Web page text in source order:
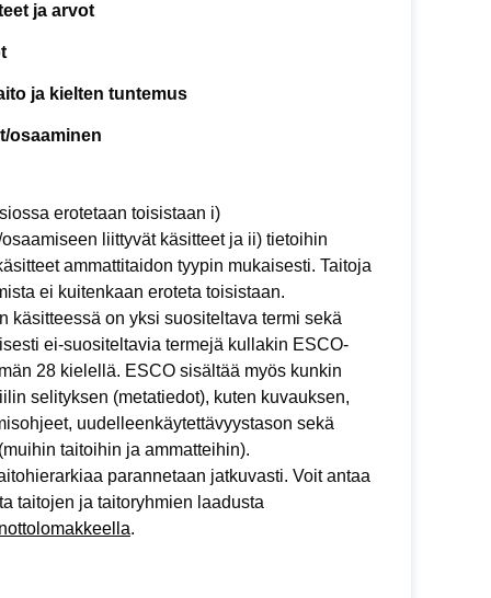
ja arvot
ja kielten tuntemus
osaaminen
erotetaan toisistaan i)
liittyvät käsitteet ja ii) tietoihin
ammattitaidon tyypin mukaisesti. Taitoja
ei kuitenkaan eroteta toisistaan.
käsitteessä on yksi suositeltava termi sekä
ei-suositeltavia termejä kullakin ESCO-
28 kielellä. ESCO sisältää myös kunkin
selityksen (metatiedot), kuten kuvauksen,
uudelleenkäytettävyystason sekä
taitoihin ja ammatteihin).
parannetaan jatkuvasti. Voit antaa
taitojen ja taitoryhmien laadusta
.